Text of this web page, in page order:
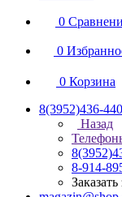
0
0
0 Корзина
8(3952)436-440
Назад
8-914-